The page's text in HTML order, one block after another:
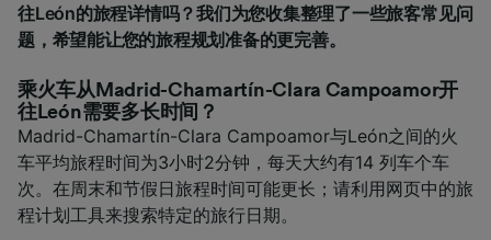
往León的旅程详情吗？我们为您收集整理了一些旅客常见问
题，希望能让您的旅程规划准备的更完善。
乘火车从Madrid-Chamartín-Clara Campoamor开
往León需要多长时间？
Madrid-Chamartín-Clara Campoamor与León之间的火
车平均旅程时间为3小时2分钟，每天大约有14 列车个车
次。在周末和节假日旅程时间可能更长；请利用网页中的旅
程计划工具来搜索特定的旅行日期。